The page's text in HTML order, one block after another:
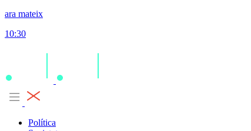
ara mateix
10:30
Política